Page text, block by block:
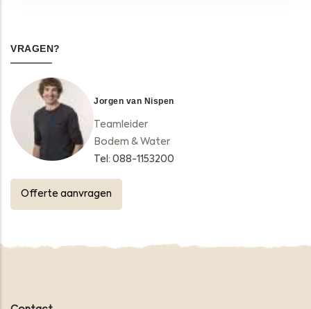
VRAGEN?
Jorgen van Nispen
Teamleider
Bodem & Water
Tel: 088-1153200
Offerte aanvragen